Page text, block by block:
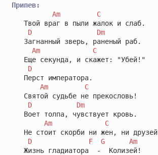
Припев:
Am
C
   Твой враг в пыли жалок и слаб.
D
Dm
   Загнанный зверь, раненый раб.
Am
C
   Еще секунда, и скажет: "Убей!"
D
   Перст императора.
Am
C
   Святой судьбе не прекословь!
D
Dm
   Воет толпа, чувствует кровь.
Am
C
   Не стоит скорби ни жен, ни друзей
D
F G
Am
   Жизнь гладиатора  -  Колизей!